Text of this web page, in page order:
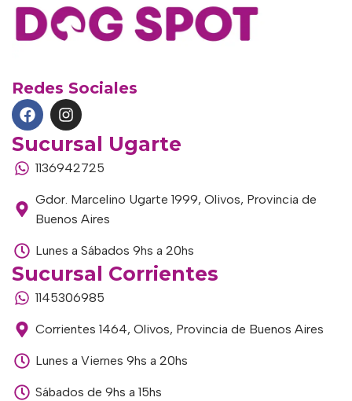
Redes Sociales
Sucursal Ugarte
1136942725
Gdor. Marcelino Ugarte 1999, Olivos, Provincia de
Buenos Aires
Lunes a Sábados 9hs a 20hs
Sucursal Corrientes
1145306985
Corrientes 1464, Olivos, Provincia de Buenos Aires
Lunes a Viernes 9hs a 20hs
Sábados de 9hs a 15hs